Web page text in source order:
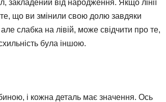
закладений від народження. Якщо лінії
що ви змінили свою долю завдяки
слабка на лівій, може свідчити про те,
була іншою.
і кожна деталь має значення. Ось